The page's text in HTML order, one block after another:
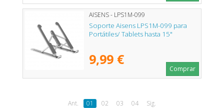
AISENS - LPS1M-099
Soporte Aisens LPS1M-099 para
Portátiles/ Tablets hasta 15"
9,99 €
Comprar
Ant. 01 02 03 04 Sig.